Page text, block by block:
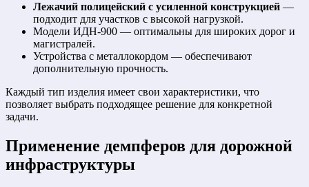
Лежачий полицейский с усиленной конструкцией —
подходит для участков с высокой нагрузкой.
Модели ИДН-900 — оптимальны для широких дорог и
магистралей.
Устройства с металлокордом — обеспечивают
дополнительную прочность.
Каждый тип изделия имеет свои характеристики, что
позволяет выбрать подходящее решение для конкретной
задачи.
Применение демпферов для дорожной
инфраструктуры